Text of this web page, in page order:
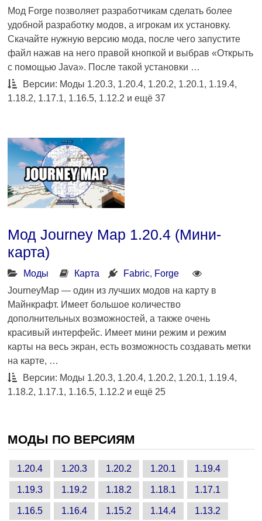
Мод Forge позволяет разработчикам сделать более
удобной разработку модов, а игрокам их установку.
Скачайте нужную версию мода, после чего запустите
файл нажав на него правой кнопкой и выбрав «Открыть
с помощью Java». После такой установки …
Версии: Моды 1.20.3, 1.20.4, 1.20.2, 1.20.1, 1.19.4,
1.18.2, 1.17.1, 1.16.5, 1.12.2 и ещё 37
Мод Journey Map 1.20.4 (Мини-
карта)
Моды Карта Fabric, Forge
JourneyMap — один из лучших модов на карту в
Майнкрафт. Имеет большое количество
дополнительных возможностей, а также очень
красивый интерфейс. Имеет мини режим и режим
карты на весь экран, есть возможность создавать метки
на карте, …
Версии: Моды 1.20.3, 1.20.4, 1.20.2, 1.20.1, 1.19.4,
1.18.2, 1.17.1, 1.16.5, 1.12.2 и ещё 25
МОДЫ ПО ВЕРСИЯМ
1.20.4 1.20.3 1.20.2 1.20.1 1.19.4
1.19.3 1.19.2 1.18.2 1.18.1 1.17.1
1.16.5 1.16.4 1.15.2 1.14.4 1.13.2